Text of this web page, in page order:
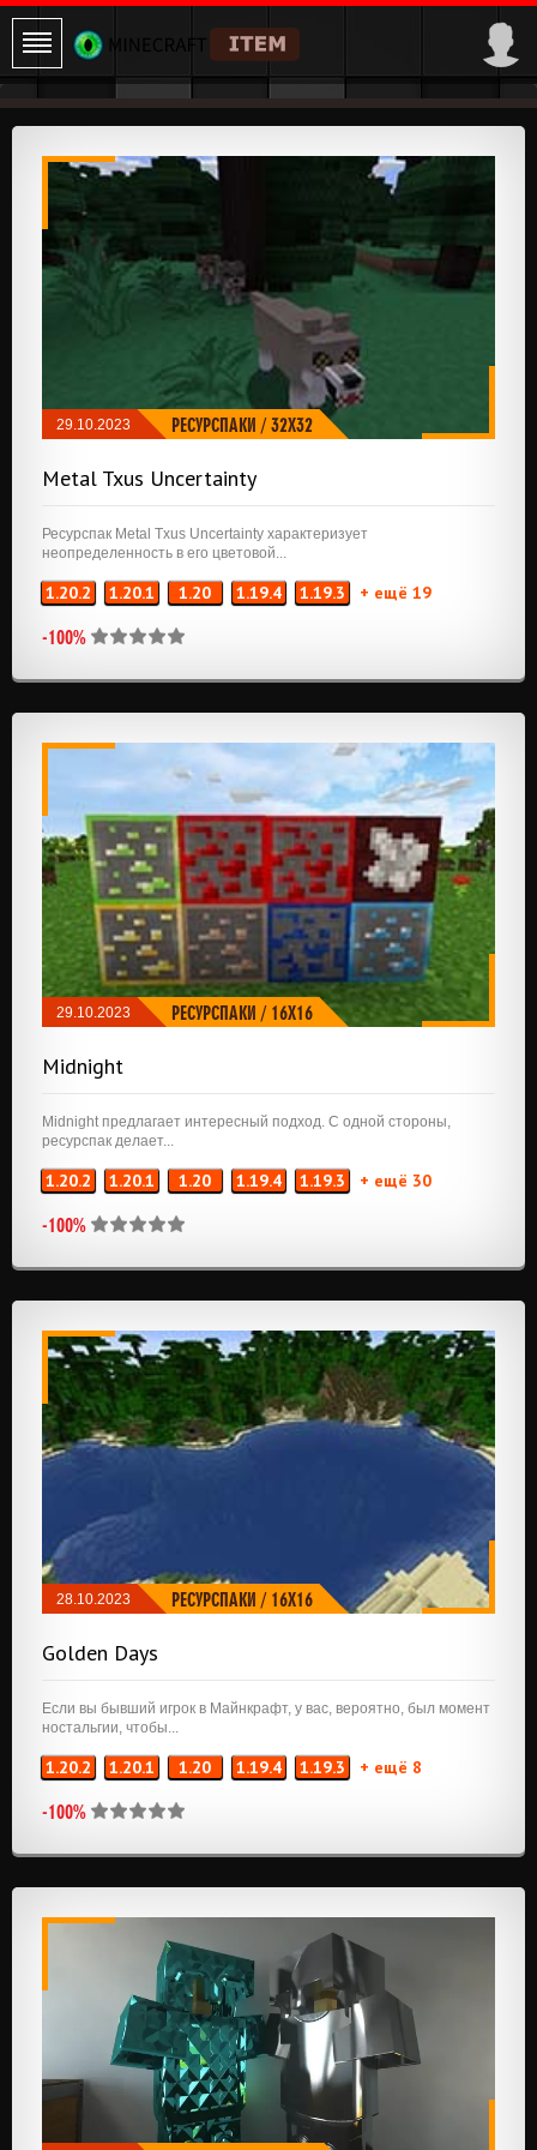
29.10.2023 РЕСУРСПАКИ /32X32
Metal Txus Uncertainty
Ресурспак Metal Txus Uncertainty характеризует
неопределенность в его цветовой...
1.20.2 1.20.1 1.20 1.19.4 1.19.3 + ещё 19
-100%
29.10.2023 РЕСУРСПАКИ / 16X16
Midnight
Midnight предлагает интересный подход. С одной стороны,
ресурспак делает...
1.20.2 1.20.1 1.20 1.19.4 1.19.3 + ещё 30
-100%
28.10.2023 РЕСУРСПАКИ / 16X16
Golden Days
Если вы бывший игрок в Майнкрафт, у вас, вероятно, был момент
ностальгии, чтобы...
1.20.2 1.20.1 1.20 1.19.4 1.19.3 + ещё 8
-100%